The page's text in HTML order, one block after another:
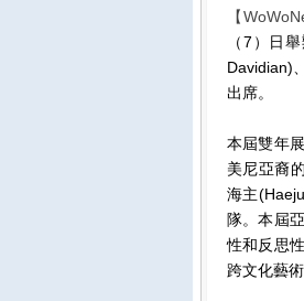
【
（7）日
Davidian)
出席。
本屆雙年
美尼亞裔
海主
隊。本屆
性和反思
跨文化藝術